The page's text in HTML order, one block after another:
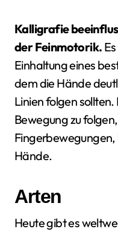
Kalligrafie
der Feinmotorik.
Einhaltung eines
dem die Hände
Linien folgen
Bewegung zu
Hände.
Arten
Heute gibt es